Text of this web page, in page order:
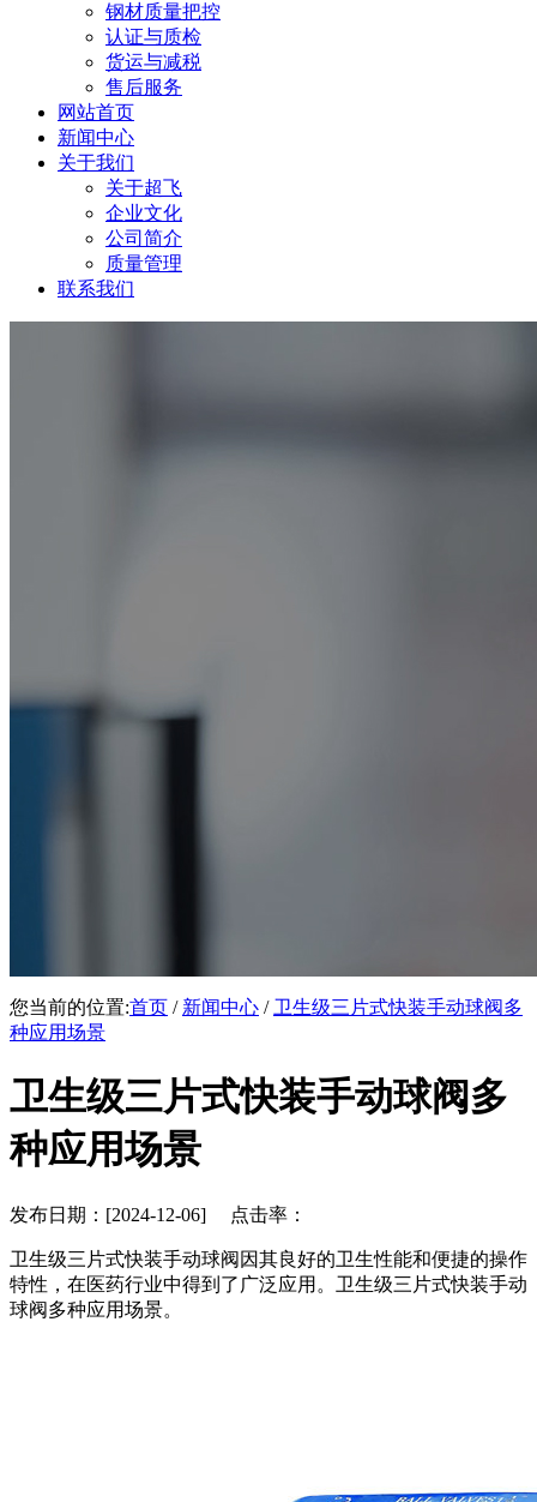
钢材质量把控
认证与质检
货运与减税
售后服务
网站首页
新闻中心
关于我们
关于超飞
企业文化
公司简介
质量管理
联系我们
您当前的位置:首页 / 新闻中心 / 卫生级三片式快装手动球阀多
种应用场景
卫生级三片式快装手动球阀多
种应用场景
发布日期：[2024-12-06] 点击率：
卫生级三片式快装手动球阀因其良好的卫生性能和便捷的操作
特性，在医药行业中得到了广泛应用。卫生级三片式快装手动
球阀多种应用场景。